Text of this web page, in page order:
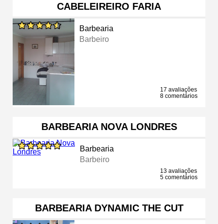
CABELEIREIRO FARIA
Barbearia
Barbeiro
17 avaliações
8 comentários
BARBEARIA NOVA LONDRES
Barbearia
Barbeiro
13 avaliações
5 comentários
BARBEARIA DYNAMIC THE CUT